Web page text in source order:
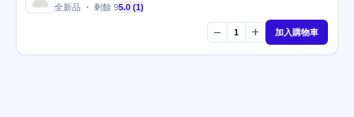
全新品 ・ 剩餘 95.0 (1)
remove 1 add 加入購物車